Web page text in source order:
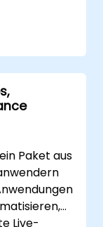
Paket aus
Live-